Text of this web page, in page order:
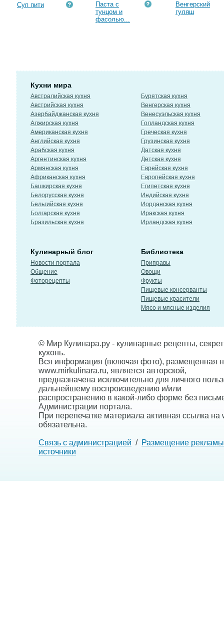
Суп пити
Паста с
тунцом и
фасолью...
Венгерский
гуляш
Кухни мира
Австралийская кухня
Австрийская кухня
Азербайджанская кухня
Алжирская кухня
Американская кухня
Английская кухня
Арабская кухня
Аргентинская кухня
Армянская кухня
Африканская кухня
Башкирская кухня
Белорусская кухня
Бельгийская кухня
Болгарская кухня
Бразильская кухня
Бурятская кухня
Венгерская кухня
Венесуэльская кухня
Голландская кухня
Греческая кухня
Грузинская кухня
Датская кухня
Детская кухня
Еврейская кухня
Европейская кухня
Египетская кухня
Индийская кухня
Иорданская кухня
Иракская кухня
Ирландская кухня
Кулинарный блог
Новости портала
Общение
Фоторецепты
Библиотека
Приправы
Овощи
Фрукты
Пищевые консерванты
Пищевые красители
Мясо и мясные изделия
© Мир Кулинара.ру - кулинарные рецепты,
кухонь.
Вся информация (включая фото), размещенная
www.mirkulinara.ru, является авторской,
предназначена исключительно для личного
дальнейшему воспроизведению и/или
распространению в какой-либо форме без
Администрации портала.
При перепечатке материала активная ссылка на
обязательна.
Связь с администрацией / Размещение рекламы
источники